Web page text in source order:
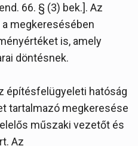
66. § (3) bek.]. Az
megkeresésében
is, amely
döntésnek.
építésfelügyeleti hatóság
tartalmazó megkeresése
műszaki vezetőt és
Az